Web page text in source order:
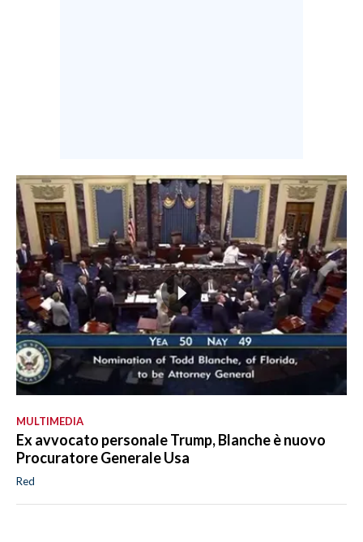
MULTIMEDIA
Ex avvocato personale Trump, Blanche è nuovo
Procuratore Generale Usa
Red